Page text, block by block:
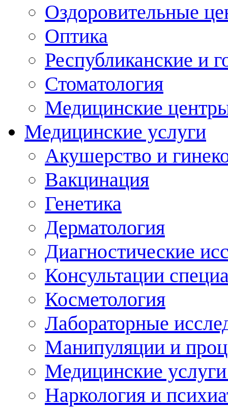
Оздоровительные
Оптика
Республиканские и
Стоматология
Медицинские
Медицинские услуги
Акушерство и
Вакцинация
Генетика
Дерматология
Диагностические
Консультации
Косметология
Лабораторные
Манипуляции и
Медицинские
Наркология и